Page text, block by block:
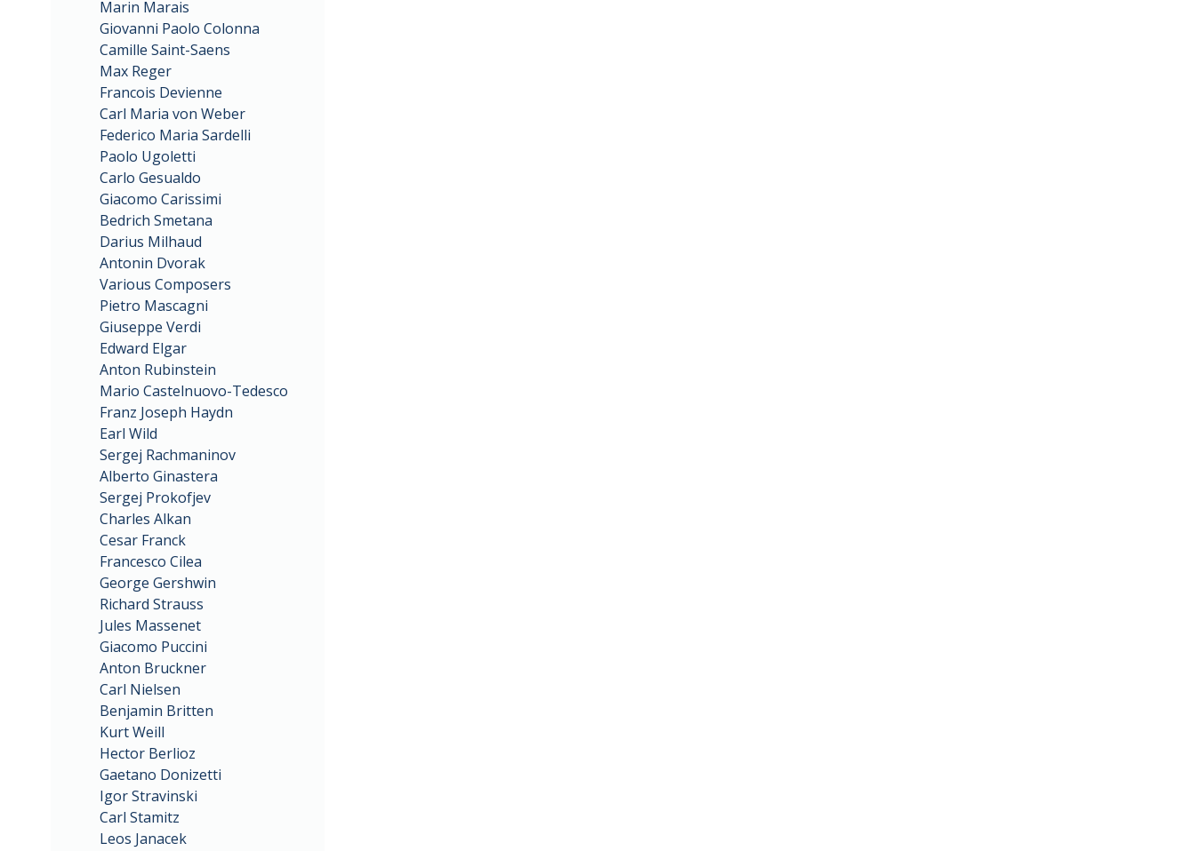
Marin Marais
Giovanni Paolo Colonna
Camille Saint-Saens
Max Reger
Francois Devienne
Carl Maria von Weber
Federico Maria Sardelli
Paolo Ugoletti
Carlo Gesualdo
Giacomo Carissimi
Bedrich Smetana
Darius Milhaud
Antonin Dvorak
Various Composers
Pietro Mascagni
Giuseppe Verdi
Edward Elgar
Anton Rubinstein
Mario Castelnuovo-Tedesco
Franz Joseph Haydn
Earl Wild
Sergej Rachmaninov
Alberto Ginastera
Sergej Prokofjev
Charles Alkan
Cesar Franck
Francesco Cilea
George Gershwin
Richard Strauss
Jules Massenet
Giacomo Puccini
Anton Bruckner
Carl Nielsen
Benjamin Britten
Kurt Weill
Hector Berlioz
Gaetano Donizetti
Igor Stravinski
Carl Stamitz
Leos Janacek